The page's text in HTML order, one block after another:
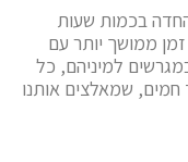
בכמות שעות
ממושך יותר עם
למיניהם, כל
חמים, שמאלצים אותנו